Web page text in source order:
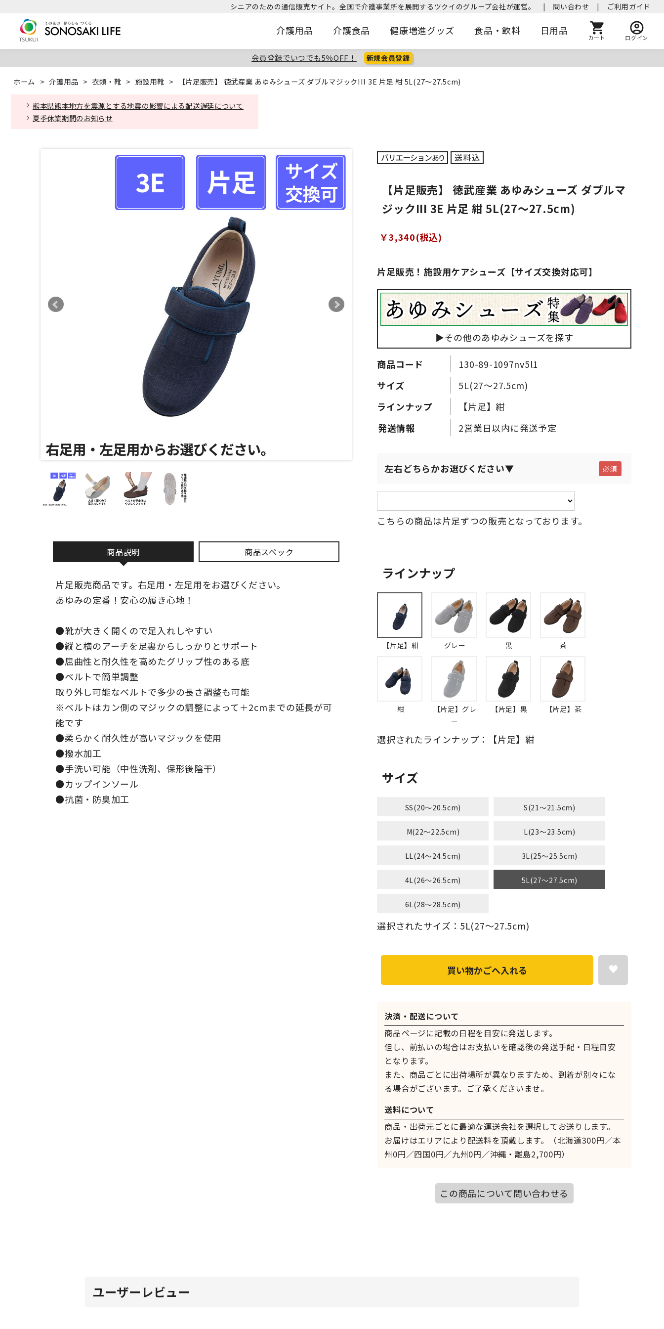
シニアのための通信販売サイト。全国で介護事業所を展開するツクイのグループ会社が運営。 | 問い合わせ | ご利用ガイド
介護用品 介護食品 健康増進グッズ 食品・飲料 日用品
カート ログイン
会員登録でいつでも5％OFF！ 新規会員登録
ホーム > 介護用品 > 衣類・靴 > 施設用靴 > 【片足販売】 徳武産業 あゆみシューズ ダブルマジックIII 3E 片足 紺 5L(27～27.5cm)
熊本県熊本地方を震源とする地震の影響による配送遅延について
夏季休業期間のお知らせ
商品説明 商品スペック
片足販売商品です。右足用・左足用をお選びください。
あゆみの定番！安心の履き心地！
●靴が大きく開くので足入れしやすい
●縦と横のアーチを足裏からしっかりとサポート
●屈曲性と耐久性を高めたグリップ性のある底
●ベルトで簡単調整
取り外し可能なベルトで多少の長さ調整も可能
※ベルトはカン側のマジックの調整によって＋2cmまでの延長が可
能です
●柔らかく耐久性が高いマジックを使用
●撥水加工
●手洗い可能（中性洗剤、保形後陰干）
●カップインソール
●抗菌・防臭加工
片足販売！施設用ケアシューズ【サイズ交換対応可】
【片足販売】 徳武産業 あゆみシューズ ダブルマ
ジックIII 3E 片足 紺 5L(27～27.5cm)
￥3,340(税込)
商品コード
130-89-1097nv5l1
サイズ
5L(27～27.5cm)
ラインナップ
【片足】紺
2営業日以内に発送予定
左右どちらかお選びください▼
こちらの商品は片足ずつの販売となっております。
ラインナップ
【片足】紺 グレー 黒 茶
紺
【片足】グレ
ー
【片足】黒 【片足】茶
選択されたラインナップ：【片足】紺
サイズ
SS(20～20.5cm) S(21～21.5cm)
M(22～22.5cm) L(23～23.5cm)
LL(24～24.5cm) 3L(25～25.5cm)
4L(26～26.5cm) 5L(27～27.5cm)
6L(28～28.5cm)
選択されたサイズ：5L(27～27.5cm)
決済・配送について
商品ページに記載の日程を目安に発送します。
但し、前払いの場合はお支払いを確認後の発送手配・日程目安
となります。
また、商品ごとに出荷場所が異なりますため、到着が別々にな
る場合がございます。ご了承くださいませ。
送料について
商品・出荷元ごとに最適な運送会社を選択してお送りします。
お届けはエリアにより配送料を頂戴します。（北海道300円／本
州0円／四国0円／九州0円／沖縄・離島2,700円）
▶その他のあゆみシューズを探す
買い物かごへ入れる
この商品について問い合わせる
ユーザーレビュー